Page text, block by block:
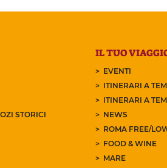
STORICI
IL TUO
EVENTI
ITINERARI A
ITINERARI A
NEWS
ROMA FREE/
FOOD & WINE
MARE